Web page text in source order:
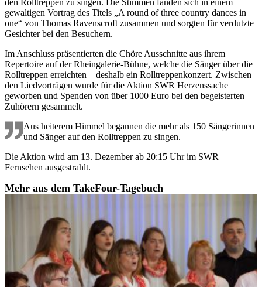
gewaltigen Vortrag des Titels „A round of three country dances in
one“ von Thomas Ravenscroft zusammen und sorgten für verdutzte
Gesichter bei den Besuchern.
Im Anschluss präsentierten die Chöre Ausschnitte aus ihrem
Repertoire auf der Rheingalerie-Bühne, welche die Sänger über die
Rolltreppen erreichten – deshalb ein Rolltreppenkonzert. Zwischen
den Liedvorträgen wurde für die Aktion SWR Herzenssache
geworben und Spenden von über 1000 Euro bei den begeisterten
Zuhörern gesammelt.
Aus heiterem Himmel begannen die mehr als 150 Sängerinnen
und Sänger auf den Rolltreppen zu singen.
Die Aktion wird am 13. Dezember ab 20:15 Uhr im SWR
Fernsehen ausgestrahlt.
Mehr aus dem TakeFour-Tagebuch